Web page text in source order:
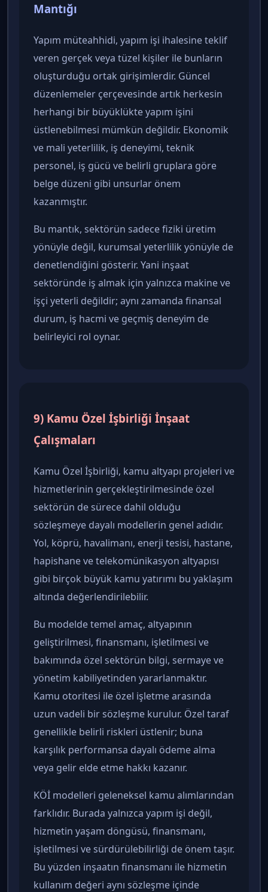
Mantığı
Yapım müteahhidi, yapım işi ihalesine teklif
veren gerçek veya tüzel kişiler ile bunların
oluşturduğu ortak girişimlerdir. Güncel
düzenlemeler çerçevesinde artık herkesin
herhangi bir büyüklükte yapım işini
üstlenebilmesi mümkün değildir. Ekonomik
ve mali yeterlilik, iş deneyimi, teknik
personel, iş gücü ve belirli gruplara göre
belge düzeni gibi unsurlar önem
kazanmıştır.
Bu mantık, sektörün sadece fiziki üretim
yönüyle değil, kurumsal yeterlilik yönüyle de
denetlendiğini gösterir. Yani inşaat
sektöründe iş almak için yalnızca makine ve
işçi yeterli değildir; aynı zamanda finansal
durum, iş hacmi ve geçmiş deneyim de
belirleyici rol oynar.
9) Kamu Özel İşbirliği İnşaat
Çalışmaları
Kamu Özel İşbirliği, kamu altyapı projeleri ve
hizmetlerinin gerçekleştirilmesinde özel
sektörün de sürece dahil olduğu
sözleşmeye dayalı modellerin genel adıdır.
Yol, köprü, havalimanı, enerji tesisi, hastane,
hapishane ve telekomünikasyon altyapısı
gibi birçok büyük kamu yatırımı bu yaklaşım
altında değerlendirilebilir.
Bu modelde temel amaç, altyapının
geliştirilmesi, finansmanı, işletilmesi ve
bakımında özel sektörün bilgi, sermaye ve
yönetim kabiliyetinden yararlanmaktır.
Kamu otoritesi ile özel işletme arasında
uzun vadeli bir sözleşme kurulur. Özel taraf
genellikle belirli riskleri üstlenir; buna
karşılık performansa dayalı ödeme alma
veya gelir elde etme hakkı kazanır.
KÖİ modelleri geleneksel kamu alımlarından
farklıdır. Burada yalnızca yapım işi değil,
hizmetin yaşam döngüsü, finansmanı,
işletilmesi ve sürdürülebilirliği de önem taşır.
Bu yüzden inşaatın finansmanı ile hizmetin
kullanım değeri aynı sözleşme içinde